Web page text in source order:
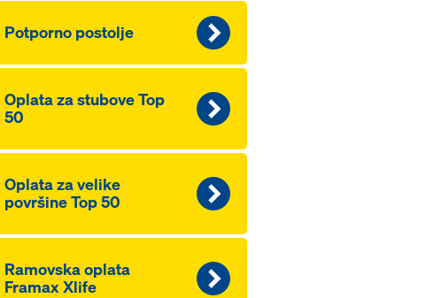
Potporno postolje
Oplata za stubove Top
50
Oplata za velike
površine Top 50
Ramovska oplata
Framax Xlife